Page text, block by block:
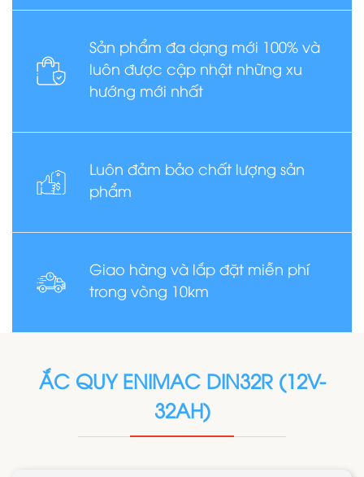
Sản phẩm đa dạng mới 100% và
luôn được cập nhật những xu
hướng mới nhất
Luôn đảm bảo chất lượng sản
phẩm
Giao hàng và lắp đặt miễn phí
trong vòng 10km
ẮC QUY ENIMAC DIN32R (12V-
32AH)